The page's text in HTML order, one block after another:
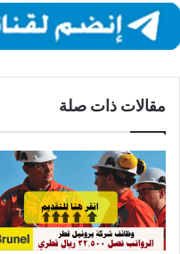
مقالات ذات صلة